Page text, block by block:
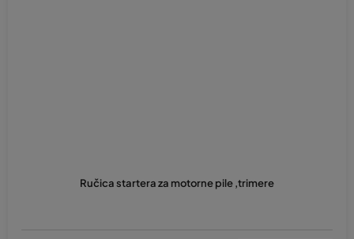
Ručica startera za motorne pile ,trimere